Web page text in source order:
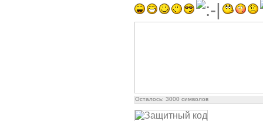
Осталось: 3000 символов